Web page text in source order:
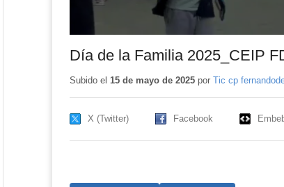
Día de la Familia 2025_CEIP
Subido el 15 de mayo de 2025por Tic cp
X (Twitter) Facebook